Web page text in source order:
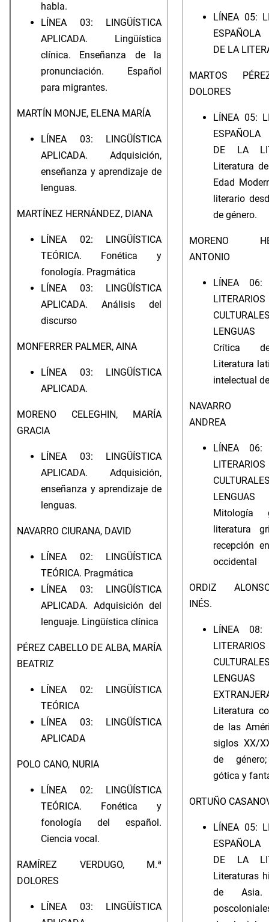
habla.
LÍNEA 03: LINGÜÍSTICA
APLICADA. Lingüística
clínica. Enseñanza de la
pronunciación. Español
para migrantes.
MARTÍN MONJE, ELENA MARÍA
LÍNEA 03: LINGÜÍSTICA
APLICADA. Adquisición,
enseñanza y aprendizaje de
lenguas.
MARTÍNEZ HERNÁNDEZ, DIANA
LÍNEA 02: LINGÜÍSTICA
TEÓRICA. Fonética y
fonología. Pragmática
LÍNEA 03: LINGÜÍSTICA
APLICADA. Análisis del
discurso
MONFERRER PALMER, AINA
LÍNEA 03: LINGÜÍSTICA
APLICADA.
MORENO CELEGHIN, MARÍA
GRACIA
LÍNEA 03: LINGÜÍSTICA
APLICADA. Adquisición,
enseñanza y aprendizaje de
lenguas.
NAVARRO CIURANA, DAVID
LÍNEA 02: LINGÜÍSTICA
TEÓRICA. Pragmática
LÍNEA 03: LINGÜÍSTICA
APLICADA. Adquisición del
lenguaje. Lingüística clínica
PÉREZ CABELLO DE ALBA, MARÍA
BEATRIZ
LÍNEA 02: LINGÜÍSTICA
TEÓRICA
LÍNEA 03: LINGÜÍSTICA
APLICADA
POLO CANO, NURIA
LÍNEA 02: LINGÜÍSTICA
TEÓRICA. Fonética y
fonología del español.
Ciencia vocal.
RAMÍREZ VERDUGO, M.ª
DOLORES
LÍNEA 03: LINGÜÍSTICA
LÍNEA 05:
DE LA
MARTOS
DOLORES
LÍNEA 05:
DE LA
Literatura
Edad
literario
de género.
MORENO
ANTONIO
LÍNEA 06:
LENGUAS
Crítica
Literatura
intelectual
NAVARRO
ANDREA
LÍNEA 06:
LENGUAS
Mitología
literatura
recepción
occidental
ORDIZ
INÉS.
LÍNEA 08:
LENGUAS
Literatura
de las
siglos XX/
de
gótica y
ORTUÑO
LÍNEA 05:
DE LA
Literaturas
de Asia.